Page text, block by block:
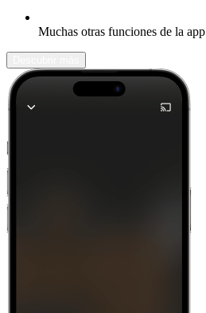
Muchas otras funciones de la app